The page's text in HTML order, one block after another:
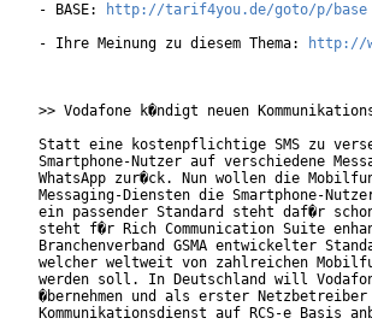
- BASE:
http://tarif4you.de/goto/p/base
- Ihre Meinung zu diesem Thema:
http://
>> Vodafone k�ndigt neuen
Statt eine kostenpflichtige SMS zu
Smartphone-Nutzer auf verschiedene
WhatsApp zur�ck. Nun wollen die
Messaging-Diensten die Smartphone-
ein passender Standard steht daf�r
steht f�r Rich Communication Suite
Branchenverband GSMA entwickelter
welcher weltweit von zahlreichen
werden soll. In Deutschland will
�bernehmen und als erster Netzbetreiber
Kommunikationsdienst auf RCS-e Basis